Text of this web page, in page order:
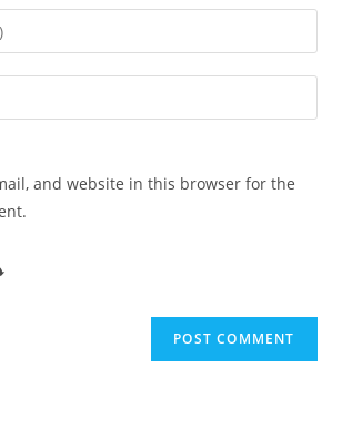
and website in this browser for the